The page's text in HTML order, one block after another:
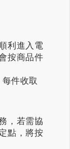
利進入電
按商品件
件收取
，若需協
點，將按